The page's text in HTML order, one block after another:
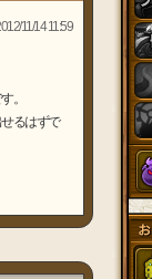
11/14 11:59
。
るはずで